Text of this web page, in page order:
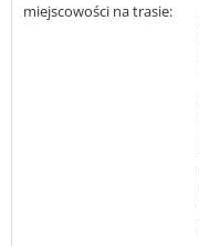
miejscowości na trasie: